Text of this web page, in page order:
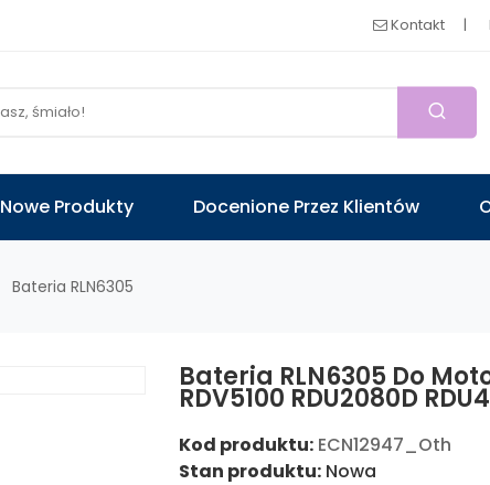
Kontakt
Nowe Produkty Docenione Przez Klientów
Bateria RLN6305
Bateria RLN6305 Do
RDV5100 RDU2080D
Kod produktu: ECN12947_Oth
Stan produktu: Nowa